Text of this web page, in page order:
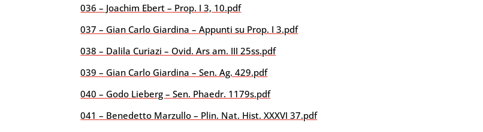
036 – Joachim Ebert – Prop. I 3, 10.pdf
037 – Gian Carlo Giardina – Appunti su Prop. I 3.pdf
038 – Dalila Curiazi – Ovid. Ars am. III 25ss.pdf
039 – Gian Carlo Giardina – Sen. Ag. 429.pdf
040 – Godo Lieberg – Sen. Phaedr. 1179s.pdf
041 – Benedetto Marzullo – Plin. Nat. Hist. XXXVI 37.pdf